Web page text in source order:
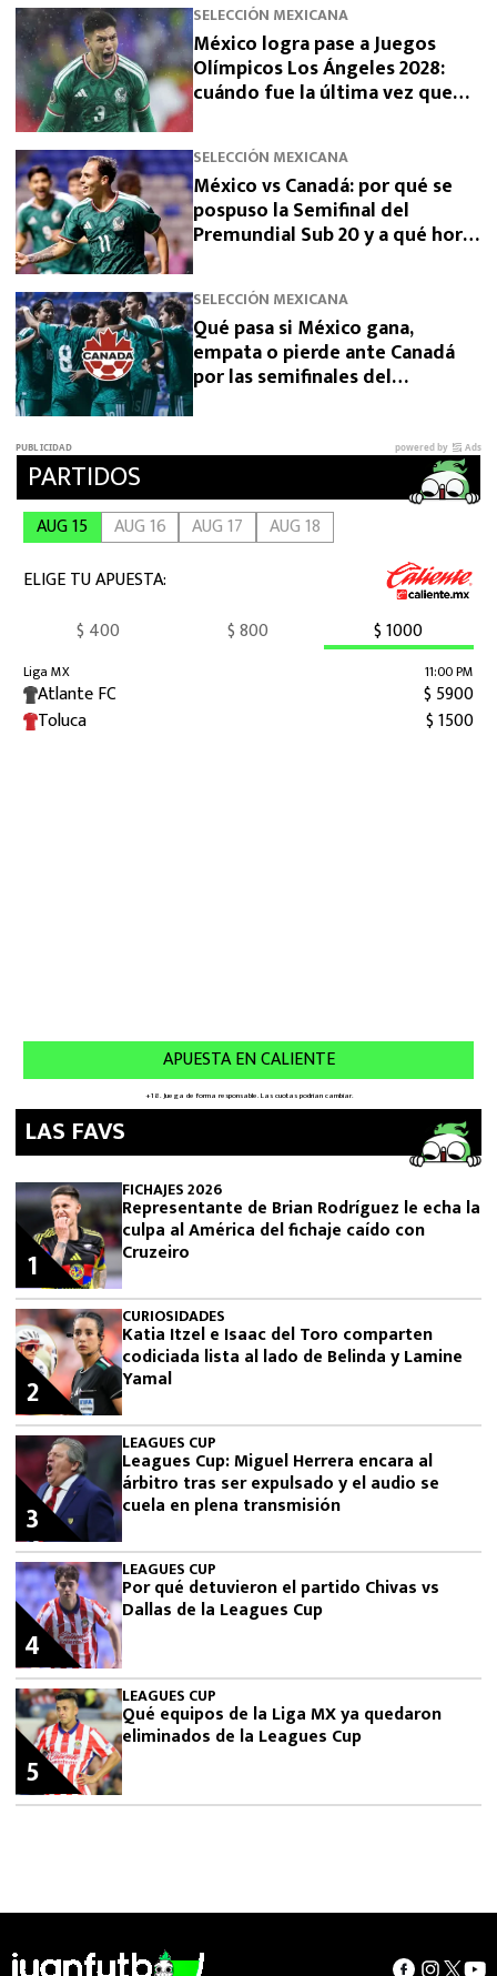
SELECCIÓN MEXICANA
México logra pase a Juegos
Olímpicos Los Ángeles 2028:
cuándo fue la última vez que
SELECCIÓN MEXICANA
México vs Canadá: por qué se
pospuso la Semifinal del
Premundial Sub 20 y a qué hora
SELECCIÓN MEXICANA
Qué pasa si México gana,
empata o pierde ante Canadá
por las semifinales del
LAS FAVS
FICHAJES 2026
Representante de Brian Rodríguez le echa la
culpa al América del fichaje caído con
Cruzeiro
1
CURIOSIDADES
Katia Itzel e Isaac del Toro comparten
codiciada lista al lado de Belinda y Lamine
Yamal
2
LEAGUES CUP
Leagues Cup: Miguel Herrera encara al
árbitro tras ser expulsado y el audio se
cuela en plena transmisión
3
LEAGUES CUP
Por qué detuvieron el partido Chivas vs
Dallas de la Leagues Cup
4
LEAGUES CUP
Qué equipos de la Liga MX ya quedaron
eliminados de la Leagues Cup
5